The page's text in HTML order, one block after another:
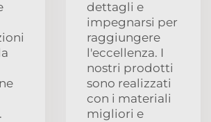
dettagli e
impegnarsi per
raggiungere
l'eccellenza. I
nostri prodotti
sono realizzati
con i materiali
migliori e